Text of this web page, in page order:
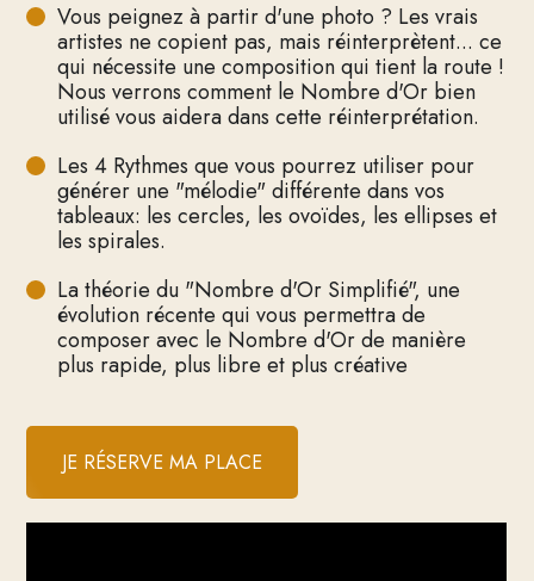
Vous peignez à partir d'une photo ? Les vrais
artistes ne copient pas, mais réinterprètent... ce
qui nécessite une composition qui tient la route !
Nous verrons comment le Nombre d'Or bien
utilisé vous aidera dans cette réinterprétation.
Les 4 Rythmes que vous pourrez utiliser pour
générer une "mélodie" différente dans vos
tableaux: les cercles, les ovoïdes, les ellipses et
les spirales.
La théorie du "Nombre d'Or Simplifié", une
évolution récente qui vous permettra de
composer avec le Nombre d'Or de manière
plus rapide, plus libre et plus créative
JE RÉSERVE MA PLACE